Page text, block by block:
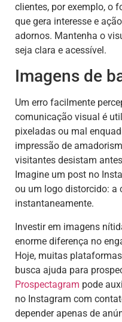
clientes, por exemplo, o
que gera interesse e
adornos. Mantenha o
seja clara e acessível.
Imagens de
Um erro facilmente
comunicação visual é
pixeladas ou mal
impressão de
visitantes desistam
Imagine um post no
ou um logo distorcido: a
instantaneamente.
Investir em imagens
enorme diferença no
Hoje, muitas
busca ajuda para
Prospectagram pode
no Instagram com
depender apenas de